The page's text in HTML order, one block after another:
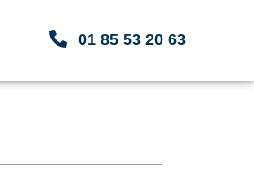
01 85 53 20 63